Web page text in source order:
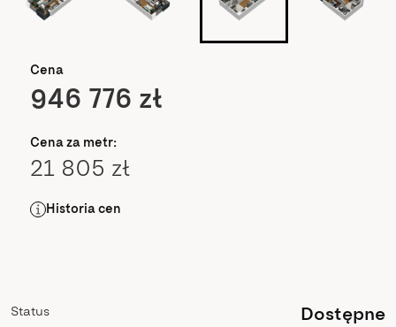
Cena
946 776 zł
Cena za metr:
21 805 zł
Historia cen
Status Dostępne